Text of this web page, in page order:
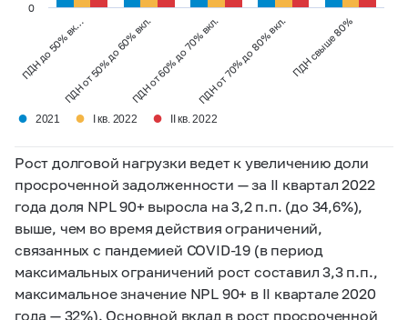
ПДН до 50% вк…ПДН от 50% до 60% вкл.ПДН от 60% до 70% вкл.ПДН от 70% до 80% вкл. ПДН свыше 80%
0
● 2021 ● I кв. 2022 ● II кв. 2022
Рост долговой нагрузки ведет к увеличению доли
просроченной задолженности — за II квартал 2022
года доля NPL 90+ выросла на 3,2 п.п. (до 34,6%),
выше, чем во время действия ограничений,
связанных с пандемией COVID-19 (в период
максимальных ограничений рост составил 3,3 п.п.,
максимальное значение NPL 90+ в II квартале 2020
года — 32%). Основной вклад в рост просроченной